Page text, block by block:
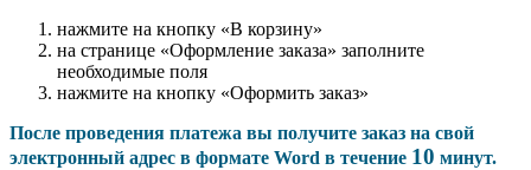
нажмите на кнопку «В корзину»
на странице «Оформление заказа» заполните
необходимые поля
нажмите на кнопку «Оформить заказ»
После проведения платежа вы получите заказ на свой
электронный адрес в формате Word в течение 10 минут.